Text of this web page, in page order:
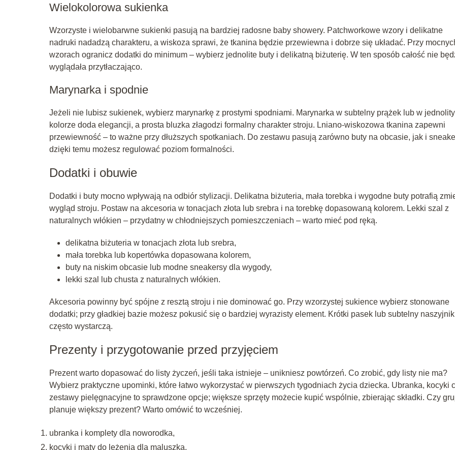
Wielokolorowa sukienka
Wzorzyste i wielobarwne sukienki pasują na bardziej radosne baby showery. Patchworkowe wzory i delikatne
nadruki nadadzą charakteru, a wiskoza sprawi, że tkanina będzie przewiewna i dobrze się układać. Przy
wzorach ogranicz dodatki do minimum – wybierz jednolite buty i delikatną biżuterię. W ten sposób całość nie
wyglądała przytłaczająco.
Marynarka i spodnie
Jeżeli nie lubisz sukienek, wybierz marynarkę z prostymi spodniami. Marynarka w subtelny prążek lub w
kolorze doda elegancji, a prosta bluzka złagodzi formalny charakter stroju. Lniano-wiskozowa tkanina zapewni
przewiewność – to ważne przy dłuższych spotkaniach. Do zestawu pasują zarówno buty na obcasie, jak i
dzięki temu możesz regulować poziom formalności.
Dodatki i obuwie
Dodatki i buty mocno wpływają na odbiór stylizacji. Delikatna biżuteria, mała torebka i wygodne buty potrafią
wygląd stroju. Postaw na akcesoria w tonacjach złota lub srebra i na torebkę dopasowaną kolorem. Lekki szal z
naturalnych włókien – przydatny w chłodniejszych pomieszczeniach – warto mieć pod ręką.
delikatna biżuteria w tonacjach złota lub srebra,
mała torebka lub kopertówka dopasowana kolorem,
buty na niskim obcasie lub modne sneakersy dla wygody,
lekki szal lub chusta z naturalnych włókien.
Akcesoria powinny być spójne z resztą stroju i nie dominować go. Przy wzorzystej sukience wybierz stonowane
dodatki; przy gładkiej bazie możesz pokusić się o bardziej wyrazisty element. Krótki pasek lub subtelny naszyjnik
często wystarczą.
Prezenty i przygotowanie przed przyjęciem
Prezent warto dopasować do listy życzeń, jeśli taka istnieje – unikniesz powtórzeń. Co zrobić, gdy listy nie ma?
Wybierz praktyczne upominki, które łatwo wykorzystać w pierwszych tygodniach życia dziecka. Ubranka, kocyki
zestawy pielęgnacyjne to sprawdzone opcje; większe sprzęty możecie kupić wspólnie, zbierając składki. Czy
planuje większy prezent? Warto omówić to wcześniej.
ubranka i komplety dla noworodka,
kocyki i maty do leżenia dla maluszka,